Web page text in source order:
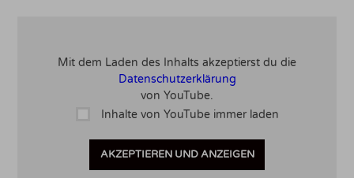
Mit dem Laden des Inhalts akzeptierst du die
Datenschutzerklärung
von YouTube.
Inhalte von YouTube immer laden
AKZEPTIEREN UND ANZEIGEN